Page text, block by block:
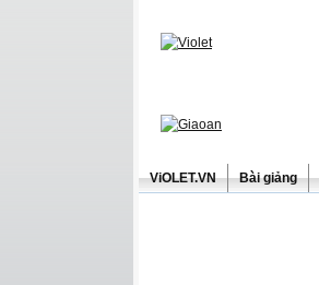
ViOLET.VN Bài giảng